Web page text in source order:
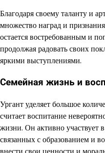
Благодаря своему таланту и
множество наград и
остается востребованным и
продолжая радовать своих
яркими выступлениями.
Семейная жизнь и
Ургант уделяет большое
считает воспитание
жизни. Он активно участвует
связанных с образованием и